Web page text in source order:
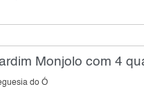
Monjolo com 4
do Ó